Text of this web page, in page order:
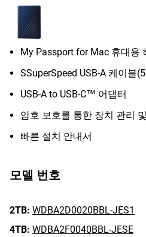
My Passport for Mac 휴대용
SSuperSpeed USB-A 케이블
USB-A to USB-C™ 어댑터
암호 보호를 통한 장치 관리
빠른 설치 안내서
모델 번호
2TB: WDBA2D0020BBL-JES1
4TB: WDBA2F0040BBL-JESE